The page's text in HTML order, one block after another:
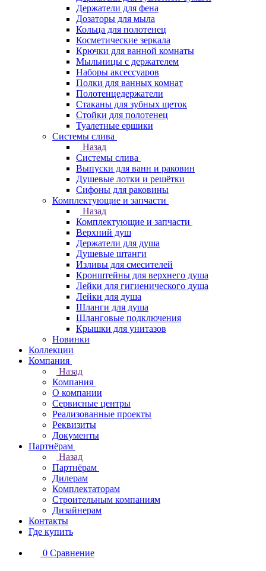
Держатели для фена
Дозаторы для мыла
Кольца для полотенец
Косметические зеркала
Крючки для ванной комнаты
Мыльницы с держателем
Наборы аксессуаров
Полки для ванных комнат
Полотенцедержатели
Стаканы для зубных щеток
Стойки для полотенец
Туалетные ершики
Системы слива
Назад
Системы слива
Выпуски для ванн и раковин
Душевые лотки и решётки
Сифоны для раковины
Комплектующие и запчасти
Назад
Комплектующие и запчасти
Верхний душ
Держатели для душа
Душевые штанги
Изливы для смесителей
Кронштейны для верхнего душа
Лейки для гигиенического душа
Лейки для душа
Шланги для душа
Шланговые подключения
Крышки для унитазов
Новинки
Коллекции
Компания
Назад
Компания
О компании
Сервисные центры
Реализованные проекты
Реквизиты
Документы
Партнёрам
Назад
Партнёрам
Дилерам
Комплектаторам
Строительным компаниям
Дизайнерам
Контакты
Где купить
0 Сравнение